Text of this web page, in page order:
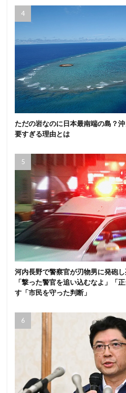
ただの岩なのに日本最南端の島？
要すぎる理由とは
河内長野で警察官が刃物男に発砲
「撃った警官を追い込むなよ」「
す「市民を守った判断」